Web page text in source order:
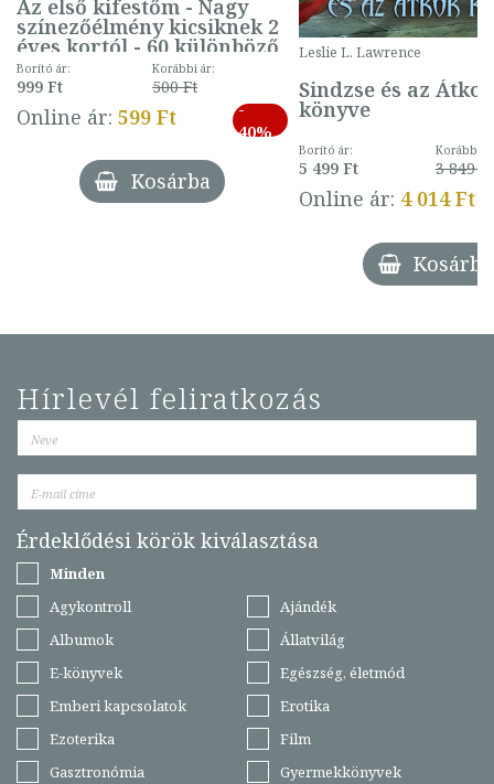
Az első kifestőm - Nagy
színezőélmény kicsiknek 2
éves kortól - 60 különböző
mintával (gombás)
Borító ár:
999 Ft
Korábbi ár:
500 Ft
Online ár: 599 Ft
-
40%
Kosárba
Leslie L. Lawrence
Sindzse és az Átkok
könyve
Borító ár:
5 499 Ft
Korábbi
3 849 Ft
Online ár: 4 014 Ft
Kosárba
Hírlevél feliratkozás
Érdeklődési körök kiválasztása
Minden
Agykontroll
Ajándék
Albumok
Állatvilág
E-könyvek
Egészség, életmód
Emberi kapcsolatok
Erotika
Ezoterika
Film
Gasztronómia
Gyermekkönyvek